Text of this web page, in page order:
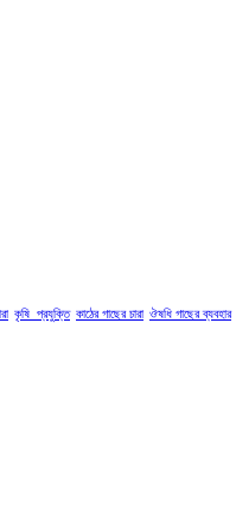
কৃষি_প্রযুক্তি কাঠের গাছের চারা ঔষধি গাছের ব্যবহার